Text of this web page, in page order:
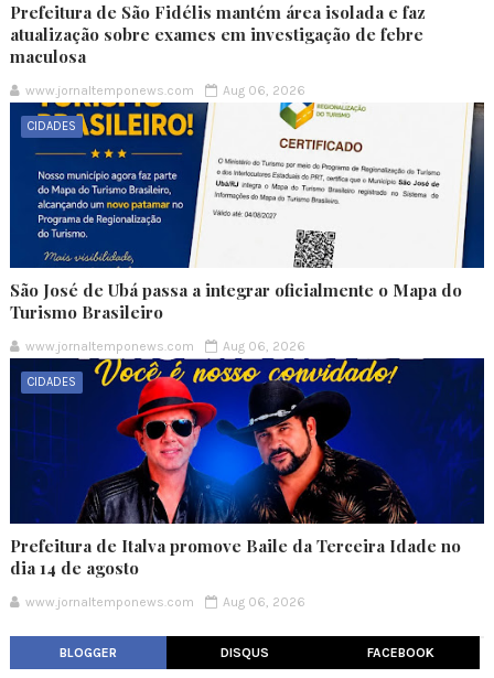
Prefeitura de São Fidélis mantém área isolada e faz
atualização sobre exames em investigação de febre
maculosa
www.jornaltemponews.com Aug 06, 2026
CIDADES
São José de Ubá passa a integrar oficialmente o Mapa do
Turismo Brasileiro
www.jornaltemponews.com Aug 06, 2026
CIDADES
Prefeitura de Italva promove Baile da Terceira Idade no
dia 14 de agosto
www.jornaltemponews.com Aug 06, 2026
BLOGGER DISQUS FACEBOOK